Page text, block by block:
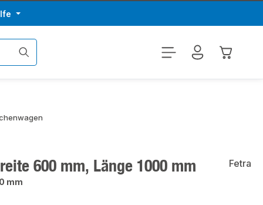
600 mm, Länge 1000 mm
mm
Fetra